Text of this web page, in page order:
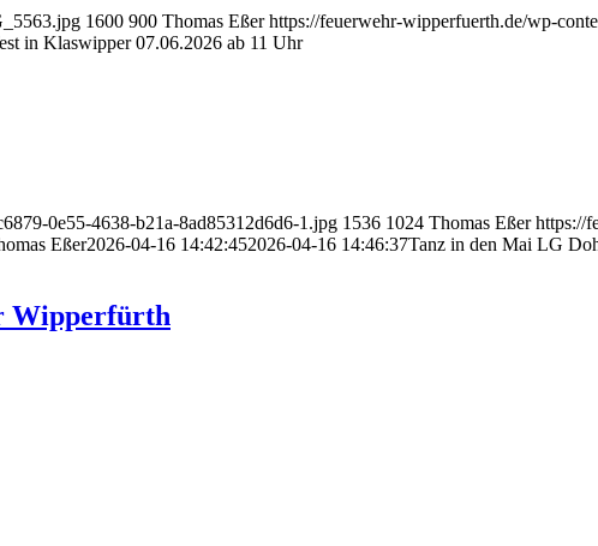
1600 900 Thomas Eßer https://feuerwehr-wipperfuerth.de/wp-
in Klaswipper 07.06.2026 ab 11 Uhr
0e55-4638-b21a-8ad85312d6d6-1.jpg 1536 1024 Thomas Eßer https://
Eßer2026-04-16 14:42:452026-04-16 14:46:37Tanz in den Mai LG
Wipperfürth